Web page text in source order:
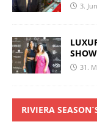
3.
31.
RIVIERA